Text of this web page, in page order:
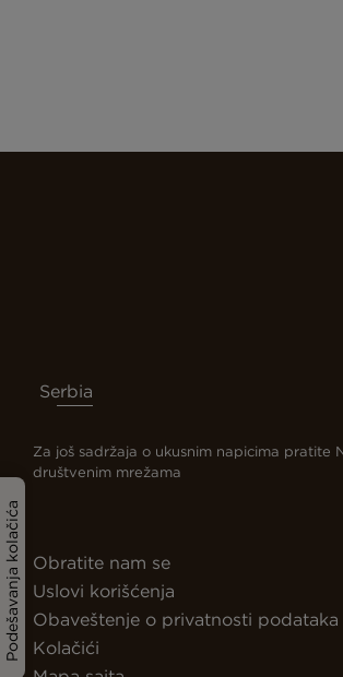
Podešavanja kolačića
Serbia
Za još sadržaja o ukusnim napicima pratite
društvenim mrežama
Obratite nam se
Uslovi korišćenja
Obaveštenje o privatnosti podataka
Kolačići